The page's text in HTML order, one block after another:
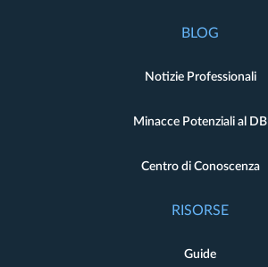
BLOG
Notizie Professionali
Minacce Potenziali al DB
Centro di Conoscenza
RISORSE
Guide